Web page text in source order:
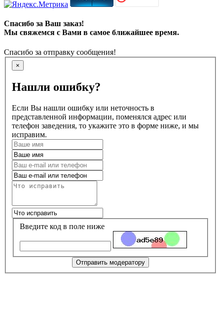
Спасибо за Ваш заказ!
Мы свяжемся с Вами в самое ближайшее время.
Спасибо за отправку сообщения!
×
Нашли ошибку?
Если Вы нашли ошибку или неточность в
представленной информации, поменялся адрес или
телефон заведения, то укажите это в форме ниже, и мы
исправим.
Введите код в поле ниже
Отправить модератору